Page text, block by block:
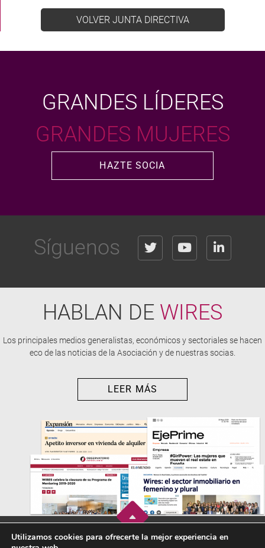
VOLVER JUNTA DIRECTIVA
GRANDES LÍDERES
GRANDES MUJERES
HAZTE SOCIA
Síguenos
HABLAN DE WIRES
Los principales medios generalistas, económicos y sectoriales se hacen
eco de las noticias de la Asociación y de nuestras socias.
LEER MÁS
Utilizamos cookies para ofrecerte la mejor experiencia en